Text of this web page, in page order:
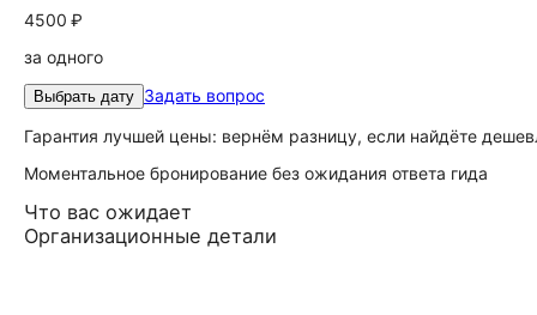
4500 ₽
за одного
Выбрать дату Задать вопрос
Гарантия лучшей цены: вернём разницу, если найдёте
Моментальное бронирование без ожидания ответа гида
Что вас ожидает
Организационные детали